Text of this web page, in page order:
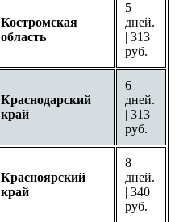
Костромская
область
5
дней.
| 313
руб.
Краснодарский
край
6
дней.
| 313
руб.
Красноярский
край
8
дней.
| 340
руб.